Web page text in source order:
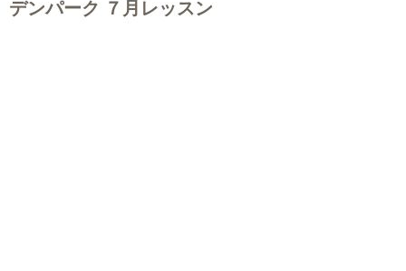
デンパーク ７月レッスン